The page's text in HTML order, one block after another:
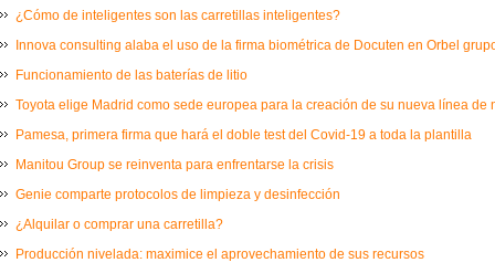
¿Cómo de inteligentes son las carretillas inteligentes?
Innova consulting alaba el uso de la firma biométrica de Docuten en Orbel
Funcionamiento de las baterías de litio
Toyota elige Madrid como sede europea para la creación de su nueva línea de
Pamesa, primera firma que hará el doble test del Covid-19 a toda la plantilla
Manitou Group se reinventa para enfrentarse la crisis
Genie comparte protocolos de limpieza y desinfección
¿Alquilar o comprar una carretilla?
Producción nivelada: maximice el aprovechamiento de sus recursos